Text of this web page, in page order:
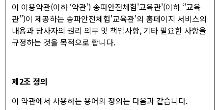
이 이용약관(이하 ‘약관’) 송파안전체험'교육관'(이하 ‘'교육
관'’)이 제공하는 송파안전체험'교육관'의 홈페이지 서비스의
내용과 당사자의 권리 의무 및 책임사항, 기타 필요한 사항을
규정하는 것을 목적으로 합니다.
제2조 정의
이 약관에서 사용하는 용어의 정의는 다음과 같습니다.